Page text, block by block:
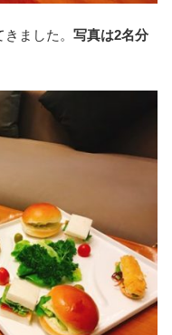
ました。 写真は2名分